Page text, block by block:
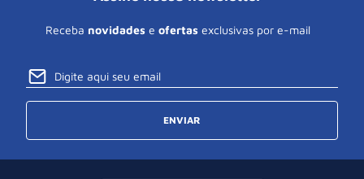
Receba novidades e ofertas exclusivas por e-mail
ENVIAR